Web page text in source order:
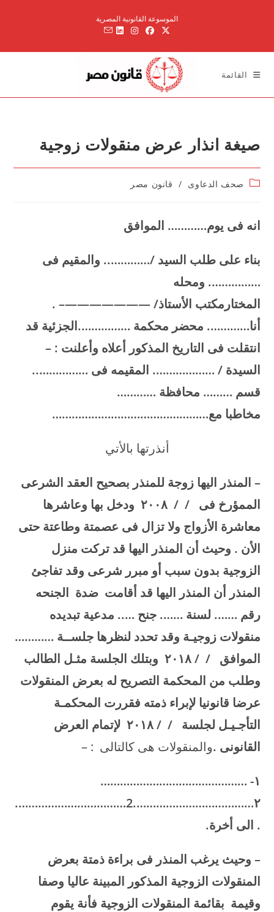
الموسوعة القانونية المصرية
القائمة
صيغة انذار عرض منقولات زوجية
Postصحف الدعاوى / قانون مصر
انه فى يوم………… الموافق
بناء على طلب السيد /………….. والمقيم فى
……………. ومحله
المختارمكتب الأستاذ/ ———————– .
أنا…………. محضر محكمة …………….الجزئية قد
انتقلت فى التاريخ المذكور أعلاه وأعلنت : –
السيدة / ………………. المقيمه فى ……………..
قسم ……… محافظة …………
مخاطبا مع…………………………………………
أنذرتها بالأتي
– المنذر اليها زوجة للمنذر بصحيح العقد الشرعى
الممؤرخ فى / / ۲۰۰۸ ودخل بها وعاشرها
معاشرة الأزواج ولا تزال فى عصمتة وطاعتة حتى
الأن . وحيث أن المنذر اليها قد تركت منزل
الزوجية بدون سبب أو مبرر شرعى وقد تفاجئ
المنذر أن المنذر اليها قد أقامت ضدة الجنحه
رقم ……. لسنة ……. جنح ….. مدعية تبديده
منقولات زوجيـة وقد تحدد لنظرها جلســة …………
الموافق / / ۲۰۱۸ وبتلك الجلسة مثـل الطالب
وطلب من المحكمة التصريح له بعرض المنقولات
عرضا قانونيا لإبراء ذمته فقررت المحكمـة
التأجـيـل لجلسة / / ۲۰۱۸ لإتمام العرض
القانونى .والمنقولات هى كالتالى : –
۱- ………………………………………
۲……………………………….2…………………………….
. الى أخرة.
– وحيث يرغب المنذر فى براءة ذمتة بعرض
المنقولات الزوجية المذكور المبينة عاليا وصفا
وقيمة بقائمة المنقولات الزوجية فأنة يقوم